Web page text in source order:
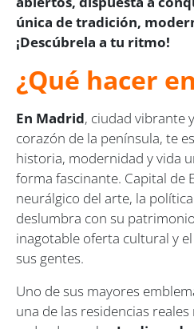
única de tradición,
¡Descúbrela a tu ritmo!
¿Qué hacer
En Madrid, ciudad vibrante
corazón de la península, te
historia, modernidad y vida
forma fascinante. Capital de
neurálgico del arte, la
deslumbra con su
inagotable oferta cultural y
sus gentes.
Uno de sus mayores
una de las residencias